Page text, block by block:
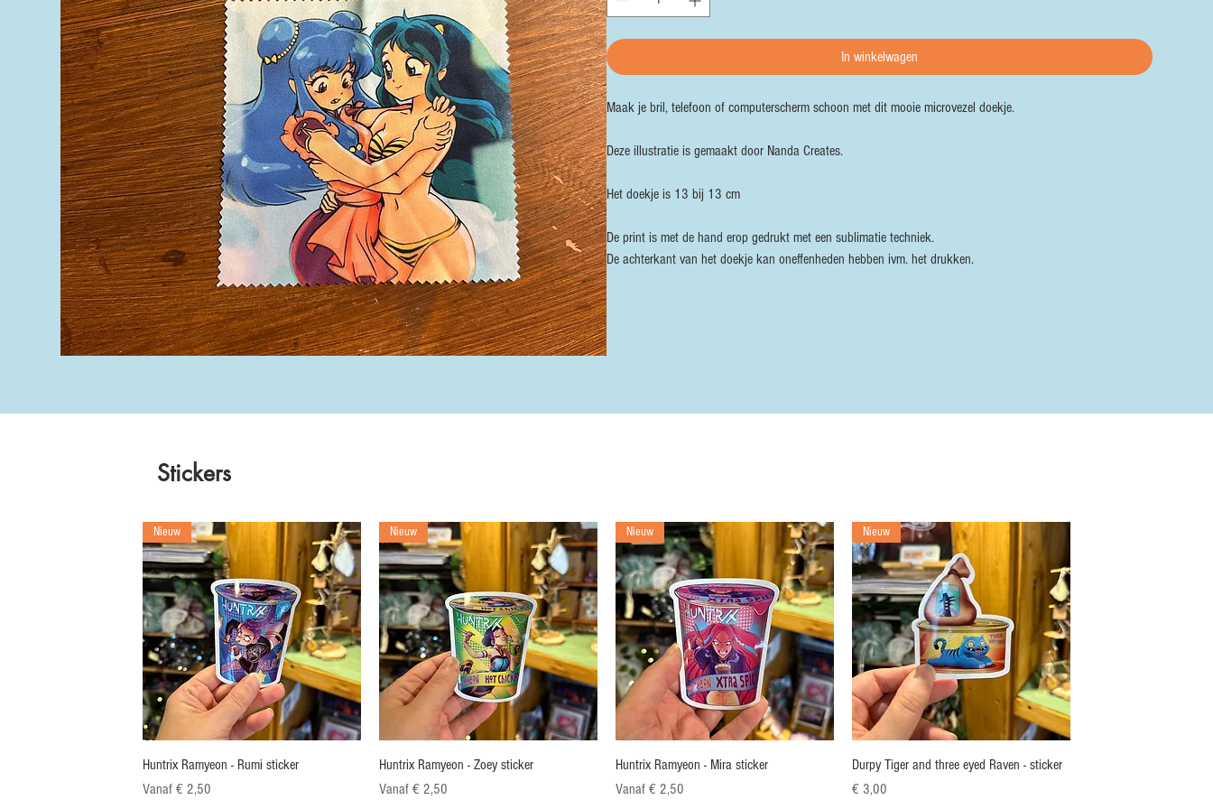
Stickers
Snel overzicht
Nieuw
Huntrix Ramyeon - Rumi sticker
Vanaf€ 2,50
Verkoopprijs
Snel overzicht
Nieuw
Huntrix Ramyeon - Zoey sticker
Vanaf€ 2,50
Verkoopprijs
Snel overzicht
Nieuw
Huntrix Ramyeon - Mira sticker
Vanaf € 2,50
Verkoopprijs
Snel overzicht
Nieuw
Durpy Tiger and three eyed Raven - sticker
Prijs
€ 3,00
In winkelwagen
Maak je bril, telefoon of computerscherm schoon met dit mooie microvezel doekje.
Deze illustratie is gemaakt door Nanda Creates.
Het doekje is 13 bij 13 cm
De print is met de hand erop gedrukt met een sublimatie techniek.
De achterkant van het doekje kan oneffenheden hebben ivm. het drukken.